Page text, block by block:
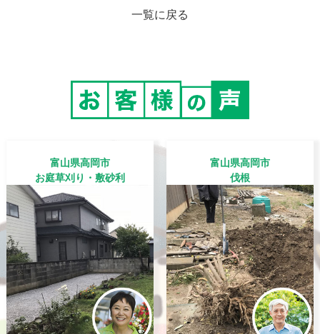
一覧に戻る
富山県高岡市
お庭草刈り・敷砂利
富山県高岡市
伐根